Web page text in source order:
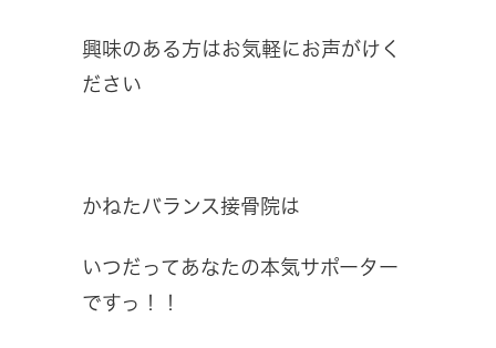
興味のある方はお気軽にお声がけく
ださい
かねたバランス接骨院は
いつだってあなたの本気サポーター
ですっ！！